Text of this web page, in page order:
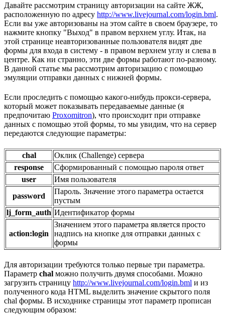
Давайте рассмотрим страницу авторизации на сайте ЖЖ,
расположенную по адресу http://www.livejournal.com/login.bml.
Если вы уже авторизованы на этом сайте в своем браузере, то
нажмите кнопку "Выход" в правом верхнем углу. Итак, на
этой странице неавторизованные пользователя видят две
формы для входа в систему - в правом верхнем углу и слева в
центре. Как ни странно, эти две формы работают по-разному.
В данной статье мы рассмотрим авторизацию с помощью
эмуляции отправки данных с нижней формы.
Если проследить с помощью какого-нибудь прокси-сервера,
который может показывать передаваемые данные (я
предпочитаю Proxomitron), что происходит при отправке
данных с помощью этой формы, то мы увидим, что на сервер
передаются следующие параметры:
chal
Оклик (Challenge) сервера
response
Сформированный с помощью пароля ответ
user
Имя пользователя
password
Пароль. Значение этого параметра остается
пустым
lj_form_auth Идентификатор формы
action:login
Значением этого параметра является просто
надпись на кнопке для отправки данных с
формы
Для авторизации требуются только первые три параметра.
Параметр chal можно получить двумя способами. Можно
загрузить страницу http://www.livejournal.com/login.bml и из
полученного кода HTML выделить значение скрытого поля
chal формы. В исходнике страницы этот параметр прописан
следующим образом: